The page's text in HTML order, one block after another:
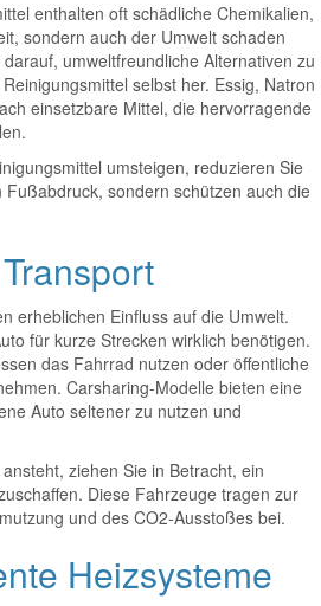
enthalten oft schädliche Chemikalien,
sondern auch der Umwelt schaden
umweltfreundliche Alternativen zu
selbst her. Essig, Natron
einsetzbare Mittel, die hervorragende
umsteigen, reduzieren Sie
sondern schützen auch die
erheblichen Einfluss auf die Umwelt.
für kurze Strecken wirklich benötigen.
das Fahrrad nutzen oder öffentliche
Carsharing-Modelle bieten eine
Auto seltener zu nutzen und
ziehen Sie in Betracht, ein
Diese Fahrzeuge tragen zur
und des CO2-Ausstoßes bei.
Heizsysteme